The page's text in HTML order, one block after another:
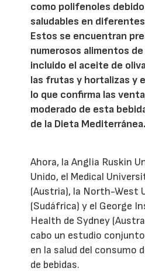
como polifenoles
saludables en
Estos se encuentran
numerosos alimentos
incluido el aceite de
las frutas y hortalizas y
lo que confirma las
moderado de esta
de la Dieta Mediterránea.
Ahora, la Anglia Ruskin
Unido, el Medical
(Austria), la North-West
(Sudáfrica) y el George
Health de Sydney
cabo un estudio
en la salud del consumo
de bebidas.